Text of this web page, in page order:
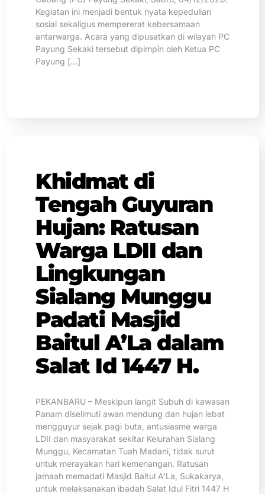
Kegiatan ini menjadi bentuk nyata kepedulian
sosial sekaligus mempererat kebersamaan
antarwarga. Acara yang dipusatkan di wilayah PC
Payung Sekaki tersebut dipimpin oleh Ketua PC
Payung […]
Khidmat di
Tengah Guyuran
Hujan: Ratusan
Warga LDII dan
Lingkungan
Sialang Munggu
Padati Masjid
Baitul A’La dalam
Salat Id 1447 H.
PEKANBARU – Meskipun langit Subuh di kawasan
Panam diselimuti awan mendung dan hujan lebat
mengguyur sejak pagi buta, antusiasme warga
LDII dan masyarakat sekitar Kelurahan Sialang
Munggu, Kecamatan Tuah Madani, tidak surut
untuk merayakan hari kemenangan. Ratusan
jamaah memadati Masjid Baitul A’La, Sukakarya,
untuk melaksanakan ibadah Salat Idul Fitri 1447 H